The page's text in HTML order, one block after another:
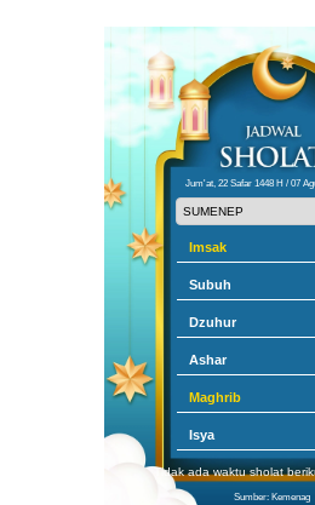
Jum'at, 22 Safar 1448 H / 07
Imsak
Subuh
Dzuhur
Ashar
Maghrib
Isya
Tidak ada waktu sholat
Sumber: Kemenag